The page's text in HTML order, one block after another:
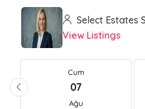
Select Estates
View Listings
Cum
07
Ağu